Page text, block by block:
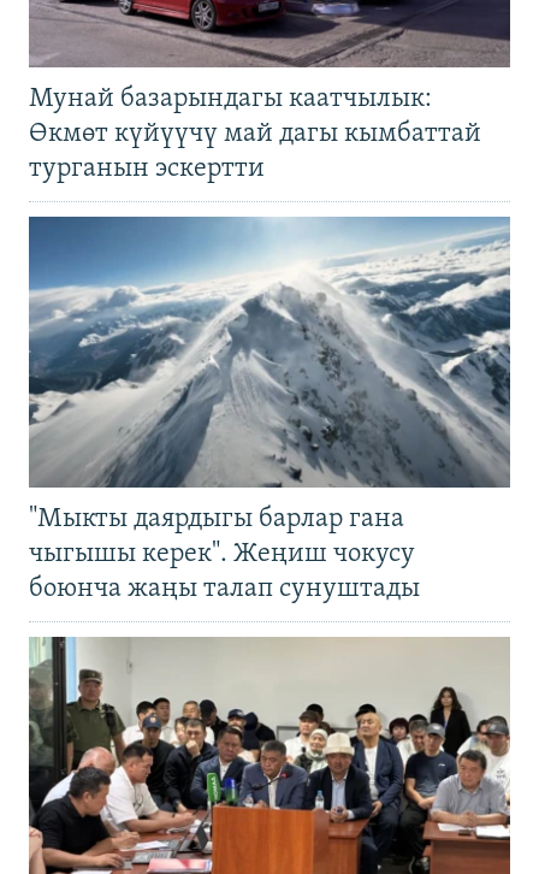
Мунай базарындагы каатчылык:
Өкмөт күйүүчү май дагы кымбаттай
турганын эскертти
"Мыкты даярдыгы барлар гана
чыгышы керек". Жеңиш чокусу
боюнча жаңы талап сунуштады